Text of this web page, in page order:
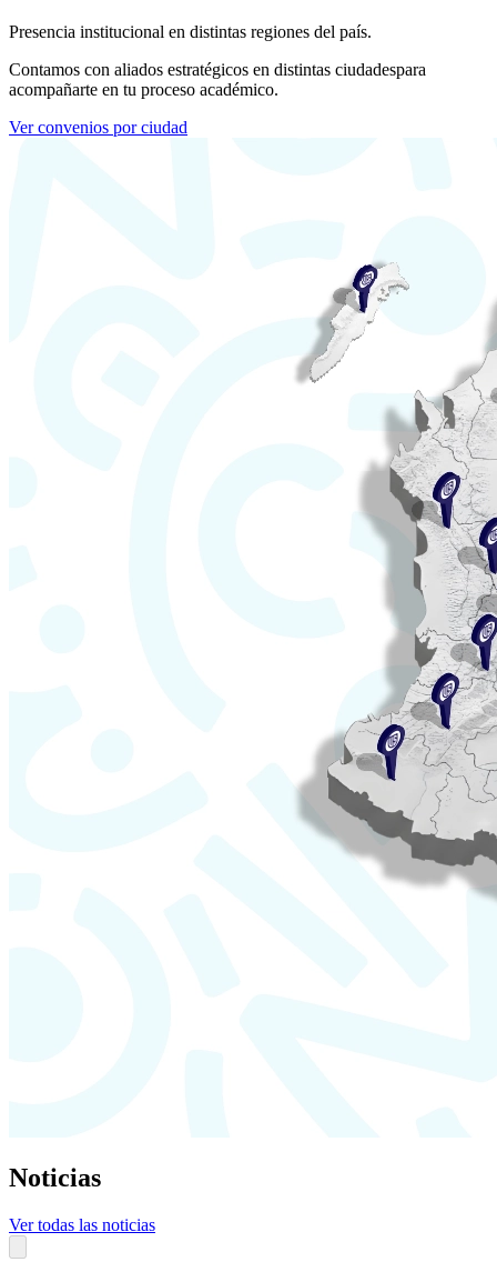
Presencia institucional en distintas regiones del país.
Contamos con aliados estratégicos en distintas ciudadespara
acompañarte en tu proceso académico.
Ver convenios por ciudad
Noticias
Ver todas las noticias